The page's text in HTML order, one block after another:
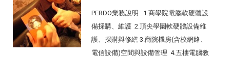
PERDO業務說明 : 1.商學院電腦軟硬體設
備採購、維護 2.頂尖學園軟硬體設備維
護、採購與修繕 3.商院機房(含校網路、
電信設備)空間與設備管理 4.五樓電腦教